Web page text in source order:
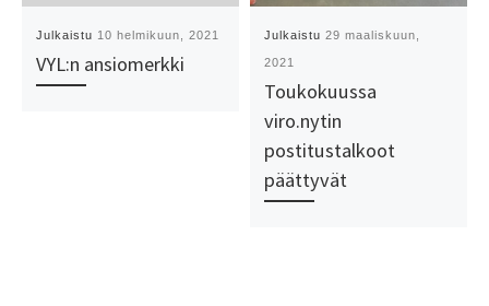
Julkaistu 10 helmikuun, 2021
VYL:n ansiomerkki
Julkaistu29 maaliskuun,
2021
Toukokuussa
viro.nytin
postitustalkoot
päättyvät